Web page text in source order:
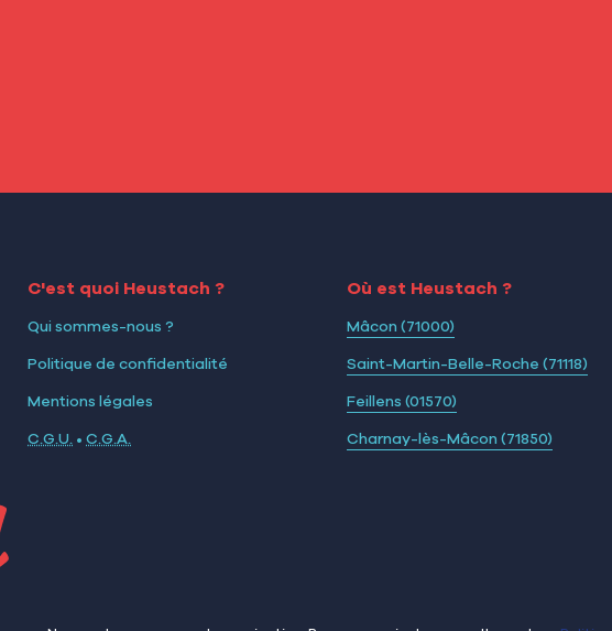
C'est quoi Heustach ?
Qui sommes-nous ?
Politique de confidentialité
Mentions légales
C.G.U. •C.G.A.
Où est Heustach ?
Mâcon (71000)
Saint-Martin-Belle-Roche (71118)
Feillens (01570)
Charnay-lès-Mâcon (71850)